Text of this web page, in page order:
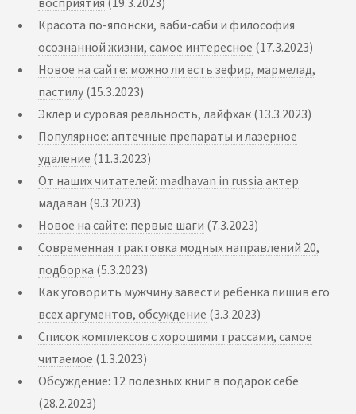
Красота по-японски, ваби-саби и философия
осознанной жизни, самое интересное (17.3.2023)
Новое на сайте: можно ли есть зефир, мармелад,
пастилу (15.3.2023)
Эклер и суровая реальность, лайфхак (13.3.2023)
Популярное: аптечные препараты и лазерное
удаление (11.3.2023)
От наших читателей: madhavan in russia актер
мадаван (9.3.2023)
Новое на сайте: первые шаги (7.3.2023)
Современная трактовка модных направлений 20,
подборка (5.3.2023)
Как уговорить мужчину завести ребенка лишив его
всех аргументов, обсуждение (3.3.2023)
Список комплексов с хорошими трассами, самое
читаемое (1.3.2023)
Обсуждение: 12 полезных книг в подарок себе
(28.2.2023)